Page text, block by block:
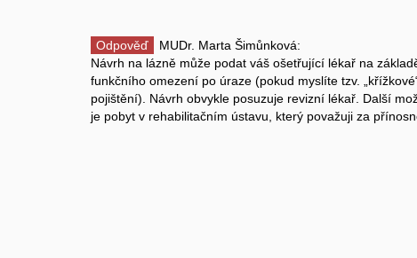
Odpověď
MUDr. Marta Šimůnková:
Návrh na lázně může podat váš ošetřující lékař na
funkčního omezení po úraze (pokud myslíte tzv.
pojištění). Návrh obvykle posuzuje revizní lékař. Další
je pobyt v rehabilitačním ústavu, který považuji za